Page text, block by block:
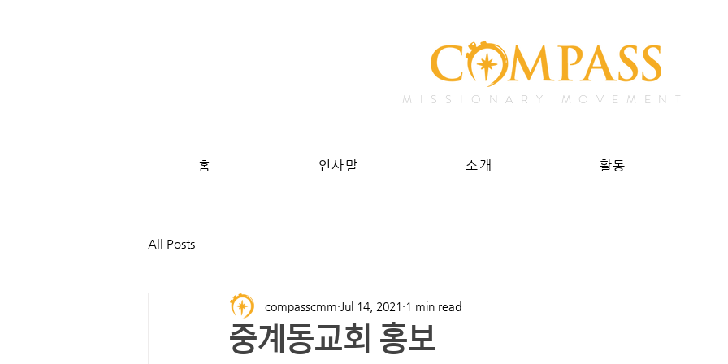
MISSIONARY MOVEMENT
홈 인사말 소개 활동
All Posts
중계동교회 홍보
compasscmm Jul 14, 2021 1 min read